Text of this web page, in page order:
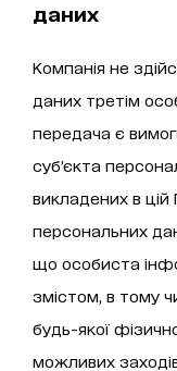
даних
Компанія не
даних третім
передача є
суб’єкта
викладених в цій
персональних
що особиста
змістом, в тому
будь-якої
можливих